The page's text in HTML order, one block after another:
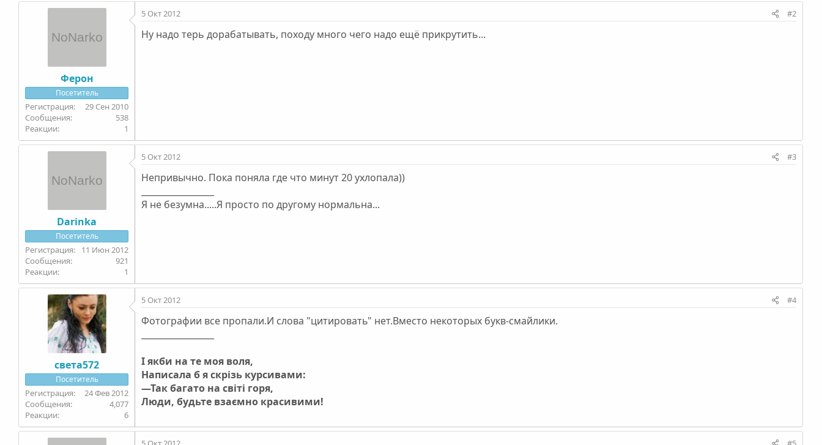
Ферон
Посетитель
29 Сен 2010
538
1
5 Окт 2012 #2
Ну надо терь дорабатывать, походу много чего надо ещё прикрутить...
Darinka
Посетитель
11 Июн 2012
921
1
5 Окт 2012 #3
Непривычно. Пока поняла где что минут 20 ухлопала))
Я не безумна.....Я просто по другому нормальна...
света572
Посетитель
24 Фев 2012
4,077
6
5 Окт 2012 #4
Фотографии все пропали.И слова "цитировать" нет.Вместо некоторых букв-смайлики.
І якби на те моя воля,
Написала б я скрізь курсивами:
—Так багато на світі горя,
Люди, будьте взаємно красивими!